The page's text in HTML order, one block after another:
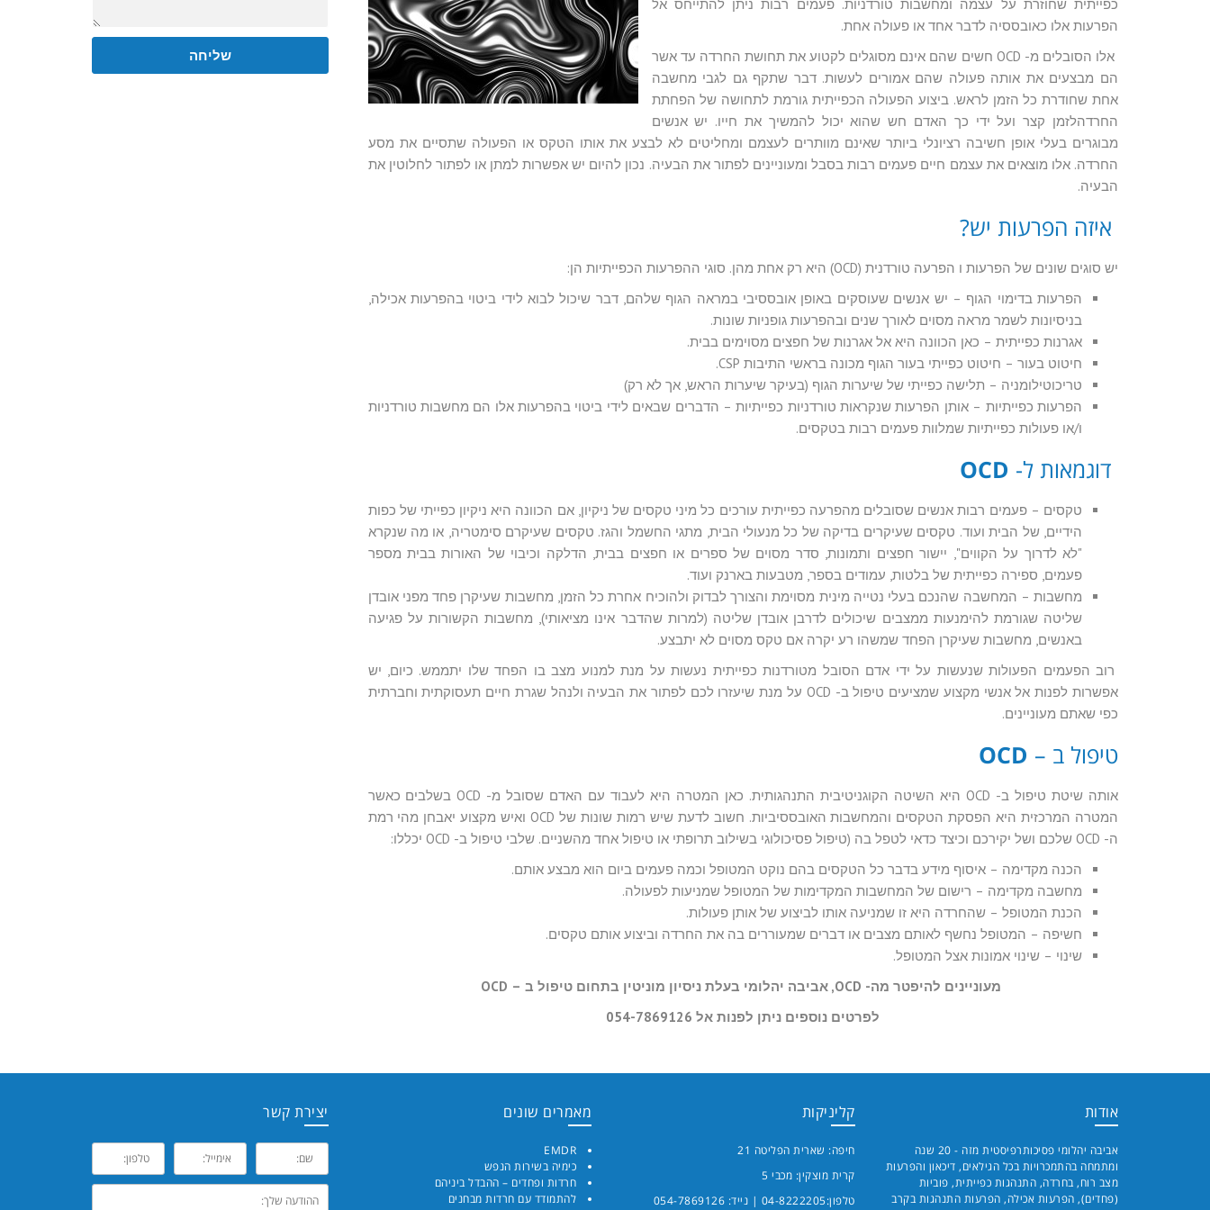
כפייתית שחוזרת על עצמה ומחשבות טורדניות. פעמים רבות ניתן להתייחס אל
הפרעות אלו כאובססיה לדבר אחד או פעולה אחת.
אלו הסובלים מ- OCD חשים שהם אינם מסוגלים לקטוע את תחושת החרדה עד אשר
הם מבצעים את אותה פעולה שהם אמורים לעשות. דבר שתקף גם לגבי מחשבה
אחת שחודרת כל הזמן לראש. ביצוע הפעולה הכפייתית גורמת לתחושה של הפחתת
החרדהלזמן קצר ועל ידי כך האדם חש שהוא יכול להמשיך את חייו. יש אנשים
מבוגרים בעלי אופן חשיבה רציונלי ביותר שאינם מוותרים לעצמם ומחליטים לא לבצע את אותו הטקס או הפעולה שתסיים את מסע
החרדה. אלו מוצאים את עצמם חיים פעמים רבות בסבל ומעוניינים לפתור את הבעיה. נכון להיום יש אפשרות למתן או לפתור לחלוטין את
הבעיה.
איזה הפרעות יש?
יש סוגים שונים של הפרעות ו הפרעה טורדנית (OCD) היא רק אחת מהן. סוגי ההפרעות הכפייתיות הן:
הפרעות בדימוי הגוף – יש אנשים שעוסקים באופן אובססיבי במראה הגוף שלהם, דבר שיכול לבוא לידי ביטוי בהפרעות אכילה,
בניסיונות לשמר מראה מסוים לאורך שנים ובהפרעות גופניות שונות.
אגרנות כפייתית – כאן הכוונה היא אל אגרנות של חפצים מסוימים בבית.
חיטוט בעור – חיטוט כפייתי בעור הגוף מכונה בראשי התיבות CSP.
טריכוטילומניה – תלישה כפייתי של שיערות הגוף (בעיקר שיערות הראש, אך לא רק)
הפרעות כפייתיות – אותן הפרעות שנקראות טורדניות כפייתיות – הדברים שבאים לידי ביטוי בהפרעות אלו הם מחשבות טורדניות
ו/או פעולות כפייתיות שמלוות פעמים רבות בטקסים.
דוגמאות ל- OCD
טקסים – פעמים רבות אנשים שסובלים מהפרעה כפייתית עורכים כל מיני טקסים של ניקיון, אם הכוונה היא ניקיון כפייתי של כפות
הידיים, של הבית ועוד. טקסים שעיקרים בדיקה של כל מנעולי הבית, מתגי החשמל והגז. טקסים שעיקרם סימטריה, או מה שנקרא
"לא לדרוך על הקווים", יישור חפצים ותמונות, סדר מסוים של ספרים או חפצים בבית, הדלקה וכיבוי של האורות בבית מספר
פעמים, ספירה כפייתית של בלטות, עמודים בספר, מטבעות בארנק ועוד.
מחשבות – המחשבה שהנכם בעלי נטייה מינית מסוימת והצורך לבדוק ולהוכיח אחרת כל הזמן, מחשבות שעיקרן פחד מפני אובדן
שליטה שגורמת להימנעות ממצבים שיכולים לדרבן אובדן שליטה (למרות שהדבר אינו מציאותי), מחשבות הקשורות על פגיעה
באנשים, מחשבות שעיקרן הפחד שמשהו רע יקרה אם טקס מסוים לא יתבצע.
רוב הפעמים הפעולות שנעשות על ידי אדם הסובל מטורדנות כפייתית נעשות על מנת למנוע מצב בו הפחד שלו יתממש. כיום, יש
אפשרות לפנות אל אנשי מקצוע שמציעים טיפול ב- OCD על מנת שיעזרו לכם לפתור את הבעיה ולנהל שגרת חיים תעסוקתית וחברתית
כפי שאתם מעוניינים.
טיפול ב – OCD
אותה שיטת טיפול ב- OCD היא השיטה הקוגניטיבית התנהגותית. כאן המטרה היא לעבוד עם האדם שסובל מ- OCD בשלבים כאשר
המטרה המרכזית היא הפסקת הטקסים והמחשבות האובססיביות. חשוב לדעת שיש רמות שונות של OCD ואיש מקצוע יאבחן מהי רמת
ה- OCD שלכם ושל יקירכם וכיצד כדאי לטפל בה (טיפול פסיכולוגי בשילוב תרופתי או טיפול אחד מהשניים. שלבי טיפול ב- OCD יכללו:
הכנה מקדימה – איסוף מידע בדבר כל הטקסים בהם נוקט המטופל וכמה פעמים ביום הוא מבצע אותם.
מחשבה מקדימה – רישום של המחשבות המקדימות של המטופל שמניעות לפעולה.
הכנת המטופל – שהחרדה היא זו שמניעה אותו לביצוע של אותן פעולות.
חשיפה – המטופל נחשף לאותם מצבים או דברים שמעוררים בה את החרדה וביצוע אותם טקסים.
שינוי – שינוי אמונות אצל המטופל.
מעוניינים להיפטר מה- OCD, אביבה יהלומי בעלת ניסיון מוניטין בתחום טיפול ב – OCD
לפרטים נוספים ניתן לפנות אל 054-7869126
שליחה
אודות
אביבה יהלומי פסיכותרפיסטית מזה - 20 שנה
ומתמחה בהתמכרויות בכל הגילאים, דיכאון והפרעות
מצב רוח, בחרדה, התנהגות כפייתית, פוביות
(פחדים), הפרעות אכילה, הפרעות התנהגות בקרב
קליניקות
חיפה: שארית הפליטה 21
קרית מוצקין: מכבי 5
טלפון:04-8222205 | נייד: 054-7869126
מאמרים שונים
EMDR
כימיה בשירות הנפש
חרדות ופחדים – ההבדל ביניהם
להתמודד עם חרדות מבחנים
יצירת קשר
שם: אימייל: טל:
ההודעה
שלך: